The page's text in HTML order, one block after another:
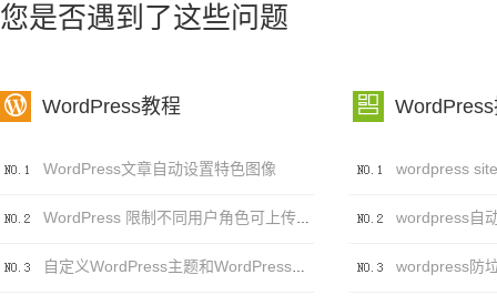
您是否遇到了这些问题
 WordPress教程
WordPress文章自动设置特色图像
WordPress 限制不同用户角色可上传的文件类型及大小
自定义WordPress主题和WordPress主题自定义之间的区别

wordpress自